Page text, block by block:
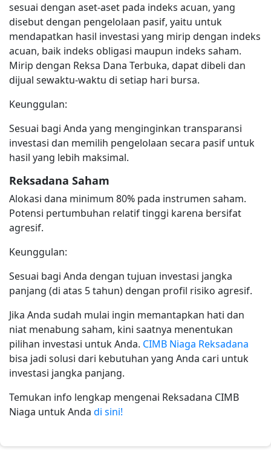
sesuai dengan aset-aset pada indeks acuan, yang
disebut dengan pengelolaan pasif, yaitu untuk
mendapatkan hasil investasi yang mirip dengan indeks
acuan, baik indeks obligasi maupun indeks saham.
Mirip dengan Reksa Dana Terbuka, dapat dibeli dan
dijual sewaktu-waktu di setiap hari bursa.
Keunggulan:
Sesuai bagi Anda yang menginginkan transparansi
investasi dan memilih pengelolaan secara pasif untuk
hasil yang lebih maksimal.
Reksadana Saham
Alokasi dana minimum 80% pada instrumen saham.
Potensi pertumbuhan relatif tinggi karena bersifat
agresif.
Keunggulan:
Sesuai bagi Anda dengan tujuan investasi jangka
panjang (di atas 5 tahun) dengan profil risiko agresif.
Jika Anda sudah mulai ingin memantapkan hati dan
niat menabung saham, kini saatnya menentukan
pilihan investasi untuk Anda. CIMB Niaga Reksadana
bisa jadi solusi dari kebutuhan yang Anda cari untuk
investasi jangka panjang.
Temukan info lengkap mengenai Reksadana CIMB
Niaga untuk Anda di sini!